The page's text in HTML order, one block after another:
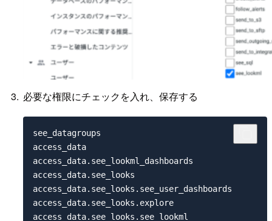
必要な権限にチェックを入れ、保存する
see_datagroups
access_data
access_data.see_lookml_dashboards
access_data.see_looks
access_data.see_looks.see_user_dashboards
access_data.see_looks.explore